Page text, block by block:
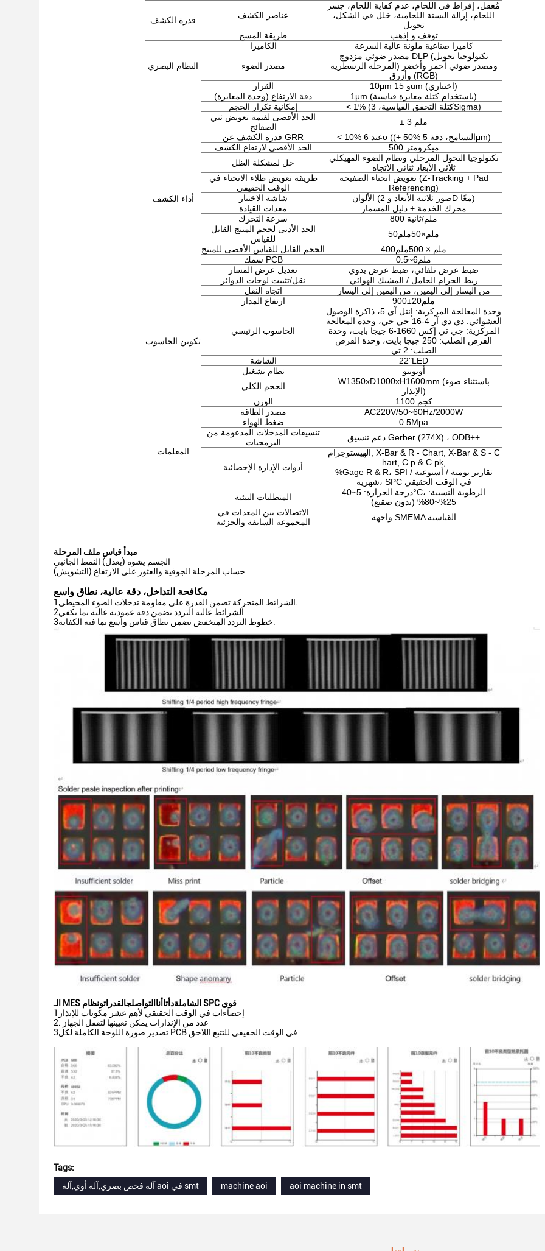
قدرة الكشف عناصر الكشف
مُغفل، إفراط في اللحام، عدم كفاية اللحام، جسر
اللحام، إزالة البستة اللحامية، خلل في الشكل،
تحويل
طريقة المسح
توقف و إذهب
النظام البصري
الكاميرا كاميرا صناعية ملونة عالية السرعة
مصدر الضوء
مصدر ضوئي مزدوج DLP (تكنولوجيا تحويل
المرحلة الرسطرية) ومصدر ضوئي أحمر وأخضر
وأزرق (RGB)
القرار
10μm و 15um (اختياري)
أداء الكشف
دقة الارتفاع (وحدة المعايرة)
1μm (باستخدام كتلة معايرة قياسية)
إمكانية تكرار الحجم
< 1% (كتلة التحقق القياسية، 3Sigma)
الحد الأقصى لقيمة تعويض ثني
الصفائح
± 3 ملم
قدرة الكشف عن GRR
< 10% عند 6o ((+ 50% التسامح، دقة 5μm)
الحد الأقصى لارتفاع الكشف
500 ميكرومتر
حل لمشكلة الظل
تكنولوجيا التحول المرحلي ونظام الضوء المهيكلي
ثلاثي الأبعاد ثنائي الاتجاه
طريقة تعويض طلاء الانحناء في
الوقت الحقيقي
تعويض انحناء الصفيحة (Z-Tracking + Pad
Referencing)
شاشة الاختبار
الألوان (صور ثلاثية الأبعاد و 2D معًا)
معدات القيادة
محرك الخدمة + دليل المسمار
سرعة التحرك
800 ملم/ثانية
الحد الأدنى لحجم المنتج القابل
للقياس
50ملم×50ملم
الحجم القابل للقياس الأقصى للمنتج
400ملم × 500ملم
سمك PCB
0.5~6ملم
تعديل عرض المسار
ضبط عرض تلقائي، ضبط عرض يدوي
نقل/تثبيت لوحات الدوائر
ربط الحزام الحامل / المشبك الهوائي
اتجاه النقل
من اليسار إلى اليمين، من اليمين إلى اليسار
ارتفاع المدار
900±20ملم
تكوين الحاسوب
الحاسوب الرئيسي
وحدة المعالجة المركزية: إنتل آي 5، ذاكرة الوصول
العشوائي: دي دي آر 4-16 جي جي، وحدة المعالجة
المركزية: جي تي إكس 1660-6 جيجا بايت، وحدة
القرص الصلب: 250 جيجا بايت، وحدة القرص
الصلب: 2 تي
الشاشة
22"LED
نظام تشغيل
أوبونتو
المعلمات
الحجم الكلي
W1350xD1000xH1600mm (باستثناء ضوء
الإنذار)
الوزن
1100 كجم
مصدر الطاقة
AC220V/50~60Hz/2000W
ضغط الهواء
0.5Mpa
تنسيقات المدخلات المدعومة من
البرمجيات
دعم تنسيق Gerber (274X) ، ODB++
أدوات الإدارة الإحصائية
الهيستوجرام, X-Bar & R - Chart, X-Bar & S - C
hart, C p & C pk,
%Gage R & R، SPI تقارير يومية / أسبوعية /
شهرية، SPC في الوقت الحقيقي
المتطلبات البيئية
درجة الحرارة: 5~40°C، الرطوبة النسبية:
25%~80% (بدون صقيع)
الاتصالات بين المعدات في
المجموعة السابقة والجزئية
واجهة SMEMA القياسية
مبدأ قياس ملف المرحلة
الجسم يشوه (يعدل) النمط الجانبي
حساب المرحلة الجوفية والعثور على الارتفاع (التشويش)
مكافحة التداخل، دقة عالية، نطاق واسع
1الشرائط المتحركة تضمن القدرة على مقاومة تدخلات الضوء المحيطي.
2الشرائط عالية التردد تضمن دقة عمودية عالية بما يكفي
3خطوط التردد المنخفض تضمن نطاق قياس واسع بما فيه الكفاية.
الـ MES الشاملةد أتا أنا التواصلجالقدرات
ونظام SPC قوي
1إحصاءات في الوقت الحقيقي لأهم عشر مكونات للإنذار
2. عدد من الإنذارات يمكن تعيينها لتقفل الجهاز
3تصدير صورة اللوحة الكاملة لكل PCB في الوقت الحقيقي للتتبع اللاحق
Tags:
آلة فحص بصري,آلة أوي,آلة aoi في smt
machine aoi aoi machine in smt